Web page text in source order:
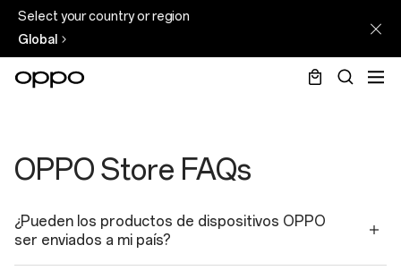
Select your country or region
Global
Store
OPPO Store FAQs
¿Pueden los productos de dispositivos OPPO
ser enviados a mi país?